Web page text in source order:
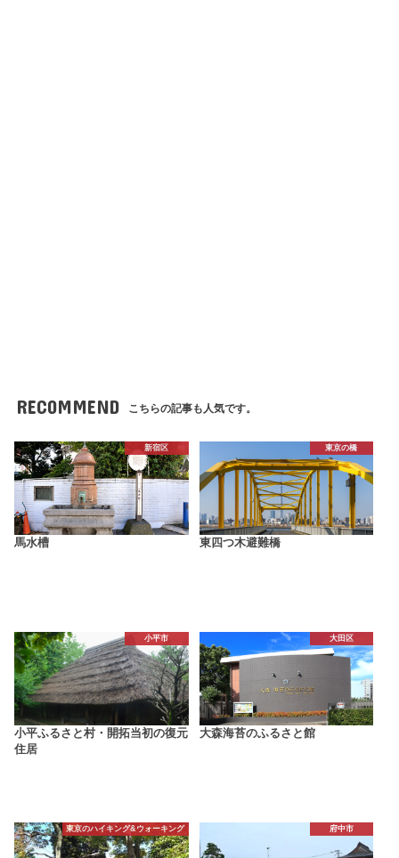
RECOMMEND こちらの記事も人気です。
新宿区
馬水槽
東京の橋
東四つ木避難橋
小平市
小平ふるさと村・開拓当初の復元
住居
大田区
大森海苔のふるさと館
東京のハイキング&ウォーキング 府中市